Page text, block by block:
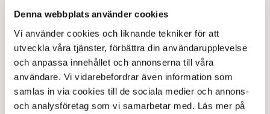
Denna webbplats använder cookies
Vi använder cookies och liknande tekniker för att
utveckla våra tjänster, förbättra din användarupplevelse
och anpassa innehållet och annonserna till våra
användare. Vi vidarebefordrar även information som
samlas in via cookies till de sociala medier och annons-
och analysföretag som vi samarbetar med. Läs mer på
kommunalråd (KD) beklagar.
– Vi har haft en kultur som vi måste ändra på, jobba
hårdare och vara mer lyhörda. Det är alltid synd när
företagen, som ju är motorn i samhället, hamnar i
problem och situationer i förhållande till
kommunen, så vi har definitivt en resa att göra,
säger han.